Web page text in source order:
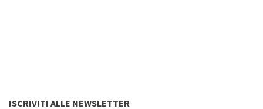
ISCRIVITI ALLE NEWSLETTER